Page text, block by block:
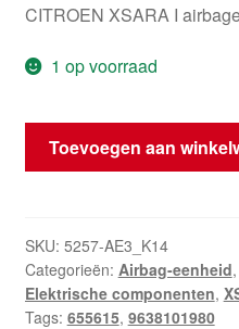
CITROEN XSARA I
1 op voorraad
Airbagmodule
Citroën
655615
hoeveelheid
Toevoegen aan
SKU: 5257-AE3_K14
Categorieën: Airbag-eenheid,
Elektrische componenten,
Tags: 655615, 9638101980